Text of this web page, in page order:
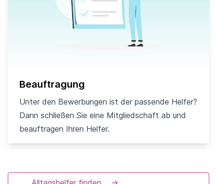
Beauftragung
Unter den Bewerbungen ist der passende Helfer?
Dann schließen Sie eine Mitgliedschaft ab und
beauftragen Ihren Helfer.